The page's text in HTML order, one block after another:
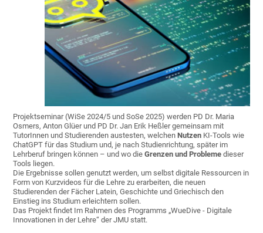
Projektseminar (WiSe 2024/5 und SoSe 2025) werden PD Dr. Maria
Osmers, Anton Glüer und PD Dr. Jan Erik Heßler gemeinsam mit
TutorInnen und Studierenden austesten, welchenNutzen KI-Tools wie
ChatGPT für das Studium und, je nach Studienrichtung, später im
Lehrberuf bringen können – und wo die Grenzen und Probleme dieser
Tools liegen.
Die Ergebnisse sollen genutzt werden, um selbst digitale Ressourcen in
Form von Kurzvideos für die Lehre zu erarbeiten, die neuen
Studierenden der Fächer Latein, Geschichte und Griechisch den
Einstieg ins Studium erleichtern sollen.
Das Projekt findet Im Rahmen des Programms „WueDive - Digitale
Innovationen in der Lehre“ der JMU statt.